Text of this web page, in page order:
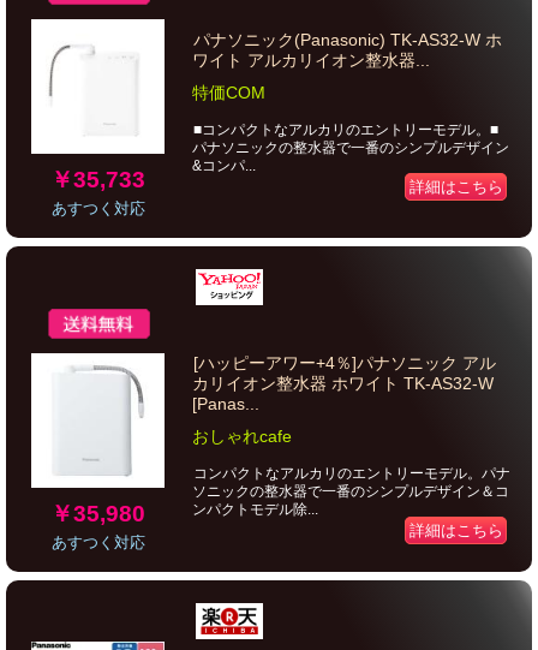
￥35,733
あすつく対応
パナソニック(Panasonic) TK-AS32-W ホ
ワイト アルカリイオン整水器...
特価COM
■コンパクトなアルカリのエントリーモデル。■
パナソニックの整水器で一番のシンプルデザイン
&コンパ...
詳細はこちら
￥35,980
あすつく対応
[ハッピーアワー+4％]パナソニック アル
カリイオン整水器 ホワイト TK-AS32-W
[Panas...
おしゃれcafe
コンパクトなアルカリのエントリーモデル。パナ
ソニックの整水器で一番のシンプルデザイン＆コ
ンパクトモデル除...
詳細はこちら